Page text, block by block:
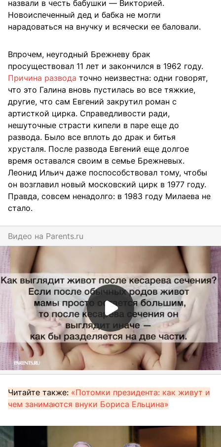
назвали в честь бабушки — Викторией.
Новоиспеченный дед и бабка не могли
нарадоваться на внучку и всячески ее баловали.
Впрочем, неугодный Брежневу брак
просуществовал 11 лет и закончился в 1962 году.
Причина развода точно неизвестна: одни говорят,
что это Галина вновь пустилась во все тяжкие,
другие, что сам Евгений закрутил роман с
артисткой цирка. Справедливости ради,
нешуточные страсти кипели в паре еще до
развода. Было все вплоть до драк и битья
хрусталя. После развода Евгений еще долгое
время оставался своим в семье Брежневых.
Леонид Ильич даже поспособствовал тому, чтобы
он возглавил новый московский цирк в 1977 году.
Правда, совсем ненадолго: в 1983 году Милаева не
стало.
Видео на parents.ru
Читайте также: «Потомки президента: как живут и
чем занимаются внуки Бориса Ельцина»